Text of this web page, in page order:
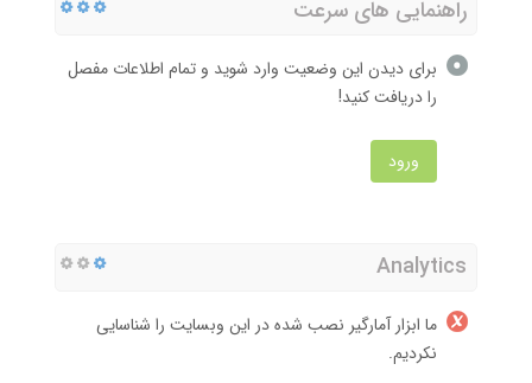
راهنمایی های سرعت
برای دیدن این وضعیت وارد شوید و تمام اطلاعات مفصل
را دریافت کنید!
ورود
Analytics
ما ابزار آمارگیر نصب شده در این وبسایت را شناسایی
نکردیم.